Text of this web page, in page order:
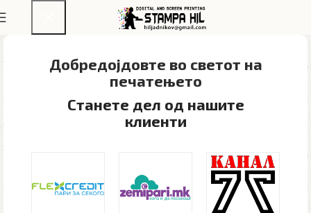
Добредојдовте во светот на
печатењето​
Станете дел од нашите
клиенти